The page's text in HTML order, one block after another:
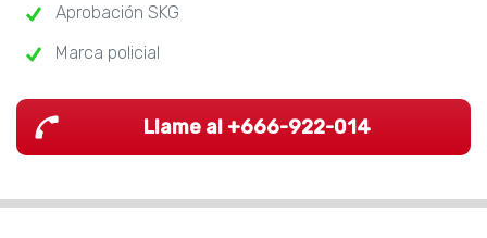
Aprobación SKG
Marca policial
Llame al +666-922-014